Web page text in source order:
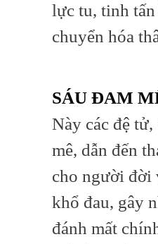
lực tu, tinh
chuyển hóa
SÁU ĐAM
Này các đệ tử,
mê, dẫn đến
cho người đời
khổ đau, gây
đánh mất